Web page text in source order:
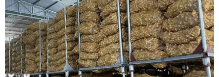
đổi mới sáng tạo và nâng cao chất
lượng FDI
07/08/2026 05:48
BSR phối trộn thành công dầu Diesel